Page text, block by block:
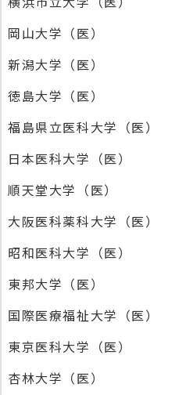
岡山大学（医）
新潟大学（医）
徳島大学（医）
福島県立医科大学（医）
日本医科大学（医）
順天堂大学（医）
大阪医科薬科大学（医）
昭和医科大学（医）
東邦大学（医）
国際医療福祉大学（医）
東京医科大学（医）
杏林大学（医）